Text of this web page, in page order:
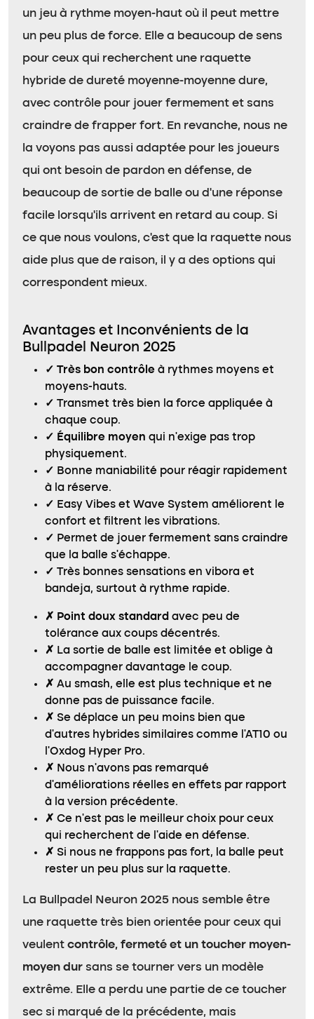
un jeu à rythme moyen-haut où il peut mettre
un peu plus de force. Elle a beaucoup de sens
pour ceux qui recherchent une raquette
hybride de dureté moyenne-moyenne dure,
avec contrôle pour jouer fermement et sans
craindre de frapper fort. En revanche, nous ne
la voyons pas aussi adaptée pour les joueurs
qui ont besoin de pardon en défense, de
beaucoup de sortie de balle ou d’une réponse
facile lorsqu’ils arrivent en retard au coup. Si
ce que nous voulons, c’est que la raquette nous
aide plus que de raison, il y a des options qui
correspondent mieux.
Avantages et Inconvénients de la
Bullpadel Neuron 2025
✓ Très bon contrôle à rythmes moyens et
moyens-hauts.
✓ Transmet très bien la force appliquée à
chaque coup.
✓ Équilibre moyen qui n’exige pas trop
physiquement.
✓ Bonne maniabilité pour réagir rapidement
à la réserve.
✓ Easy Vibes et Wave System améliorent le
confort et filtrent les vibrations.
✓ Permet de jouer fermement sans craindre
que la balle s’échappe.
✓ Très bonnes sensations en vibora et
bandeja, surtout à rythme rapide.
✗ Point doux standard avec peu de
tolérance aux coups décentrés.
✗ La sortie de balle est limitée et oblige à
accompagner davantage le coup.
✗ Au smash, elle est plus technique et ne
donne pas de puissance facile.
✗ Se déplace un peu moins bien que
d’autres hybrides similaires comme l’AT10 ou
l’Oxdog Hyper Pro.
✗ Nous n’avons pas remarqué
d’améliorations réelles en effets par rapport
à la version précédente.
✗ Ce n’est pas le meilleur choix pour ceux
qui recherchent de l’aide en défense.
✗ Si nous ne frappons pas fort, la balle peut
rester un peu plus sur la raquette.
La Bullpadel Neuron 2025 nous semble être
une raquette très bien orientée pour ceux qui
veulent contrôle, fermeté et un toucher moyen-
moyen dur sans se tourner vers un modèle
extrême. Elle a perdu une partie de ce toucher
sec si marqué de la précédente, mais